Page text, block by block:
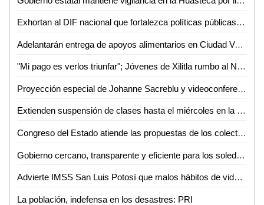
Exhortan al DIF nacional que fortalezca políticas públicas para erradicar el matrimonio infantil y la cohabitación forzada de personas menores de edad
Adelantarán entrega de apoyos alimentarios en Ciudad Valles por afectaciones de lluvias
"Mi pago es verlos triunfar"; Jóvenes de Xilitla rumbo al Nacional de Handball
Proyección especial de Johanne Sacreblu y videoconferencia con su autora en el MAC
Extienden suspensión de clases hasta el miércoles en la Huasteca y Zona Media por lluvias
Congreso del Estado atiende las propuestas de los colectivos y analiza impacto presupuestal para su procedencia
Gobierno cercano, transparente y eficiente para los soledenses con comités de desempeño institucional
Advierte IMSS San Luis Potosí que malos hábitos de vida contribuyen al desarrollo de hipertensión en cada vez más jóvenes
La población, indefensa en los desastres: PRI